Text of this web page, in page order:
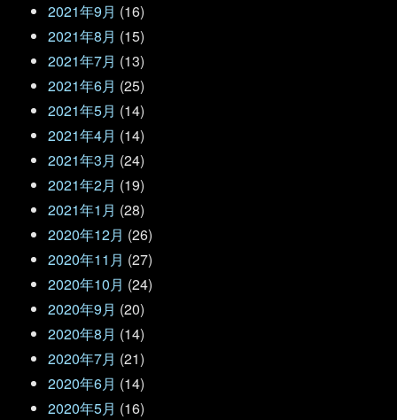
2021年9月 (16)
2021年8月 (15)
2021年7月 (13)
2021年6月 (25)
2021年5月 (14)
2021年4月 (14)
2021年3月 (24)
2021年2月 (19)
2021年1月 (28)
2020年12月 (26)
2020年11月 (27)
2020年10月 (24)
2020年9月 (20)
2020年8月 (14)
2020年7月 (21)
2020年6月 (14)
2020年5月 (16)